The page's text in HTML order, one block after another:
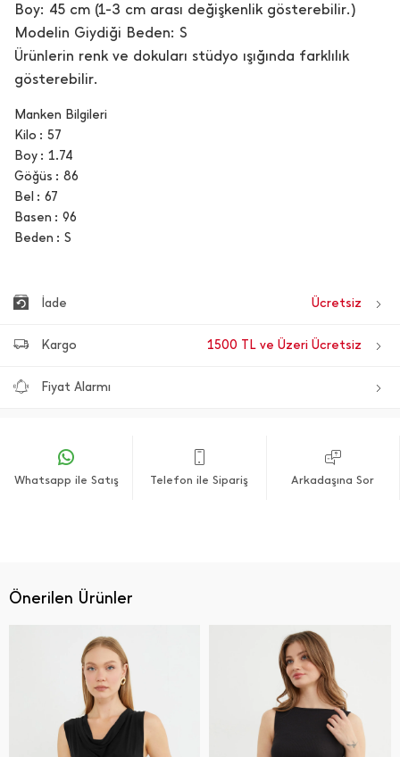
Boy: 45 cm (1-3 cm arası değişkenlik gösterebilir.)
Modelin Giydiği Beden: S
Ürünlerin renk ve dokuları stüdyo ışığında farklılık
gösterebilir.
Manken Bilgileri
Kilo
57
Boy
1.74
Göğüs
86
Bel
67
Basen
96
Beden
S
İade Ücretsiz
Kargo 1500 TL ve Üzeri Ücretsiz
Fiyat Alarmı
Whatsapp ile Satış Telefon ile Sipariş Arkadaşına Sor
Önerilen Ürünler